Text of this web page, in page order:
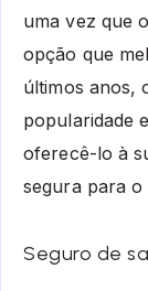
uma vez que
opção que
últimos anos,
popularidade
oferecê-lo à
segura para o
Seguro de